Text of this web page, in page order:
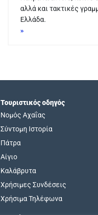
αλλά και τακτικές
Ελλάδα.
»
Τουριστικός οδηγός
Νομός Αχαΐας
Σύντομη Ιστορία
Πάτρα
Αίγιο
Καλάβρυτα
Χρήσιμες Συνδέσεις
Χρήσιμα Τηλέφωνα